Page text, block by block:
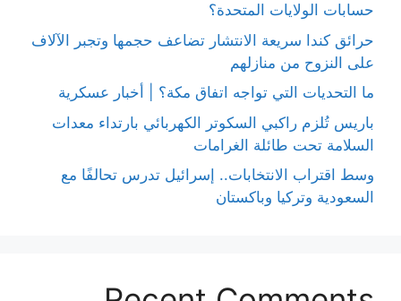
حسابات الولايات المتحدة؟
حرائق كندا سريعة الانتشار تضاعف حجمها وتجبر الآلاف
على النزوح من منازلهم
ما التحديات التي تواجه اتفاق مكة؟ | أخبار عسكرية
باريس تُلزم راكبي السكوتر الكهربائي بارتداء معدات
السلامة تحت طائلة الغرامات
وسط اقتراب الانتخابات.. إسرائيل تدرس تحالفًا مع
السعودية وتركيا وباكستان